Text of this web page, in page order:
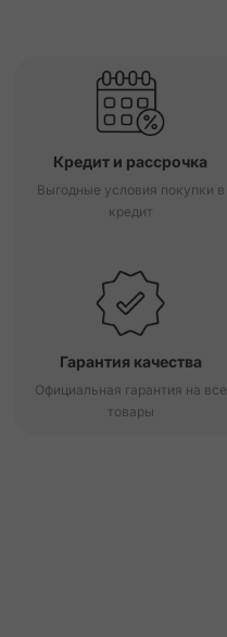
Кредит и рассрочка
Выгодные условия покупки в
кредит
Гарантия качества
Официальная гарантия на все
товары